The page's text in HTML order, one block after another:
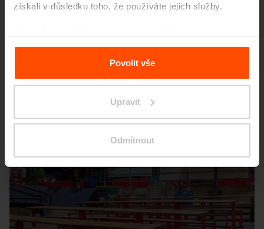
získali v důsledku toho, že používáte jejich služby.
osobních údajů.
Povolit vše
Upravit
Odmítnout
Seattle – Popup park